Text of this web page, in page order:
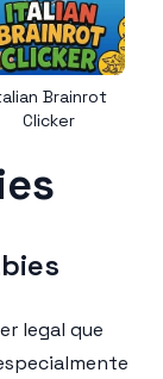
Brainrot
Clicker
legal que